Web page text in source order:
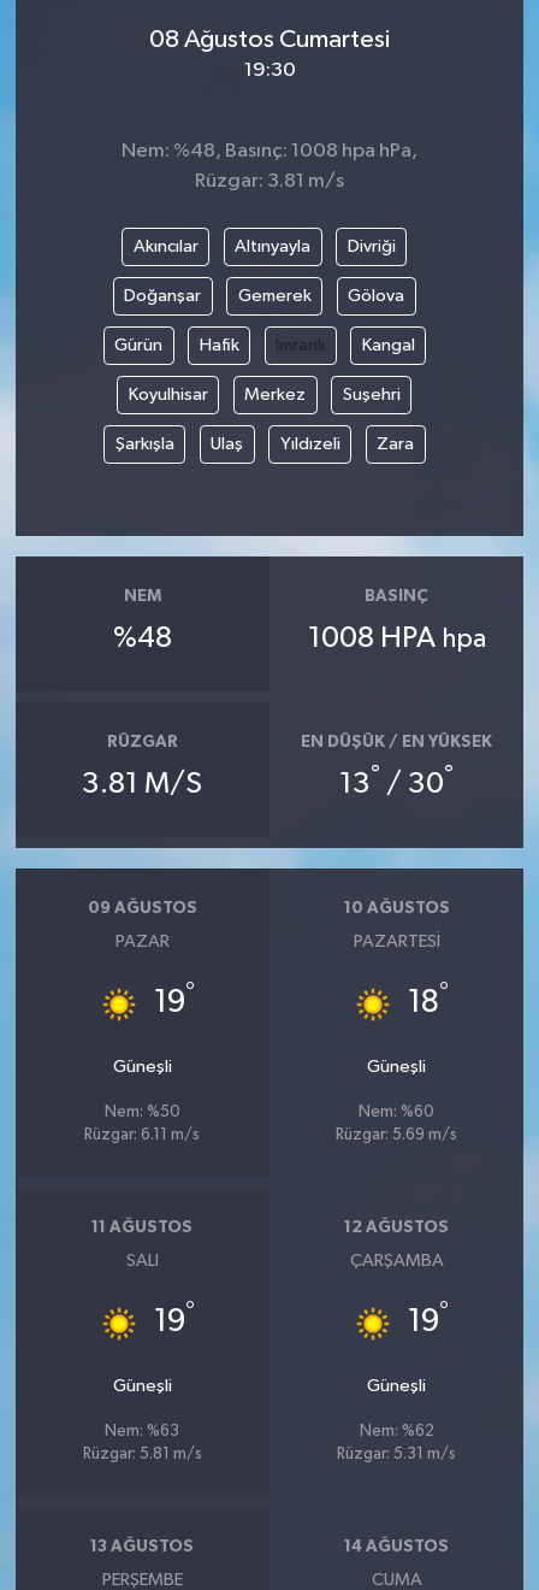
08 Ağustos Cumartesi
19:30
Nem: %48, Basınç: 1008 hpa hPa,
Rüzgar: 3.81 m/s
Akıncılar Altınyayla Divriği
Doğanşar Gemerek Gölova
Gürün Hafik İmranlı Kangal
Koyulhisar Merkez Suşehri
Şarkışla Ulaş Yıldızeli Zara
NEM
%48
BASINÇ
1008 HPA hpa
RÜZGAR
3.81 M/S
EN DÜŞÜK / EN YÜKSEK
13° / 30°
09 AĞUSTOS
PAZAR
19°
Güneşli
Nem: %50
Rüzgar: 6.11 m/s
10 AĞUSTOS
PAZARTESI
18°
Güneşli
Nem: %60
Rüzgar: 5.69 m/s
11 AĞUSTOS
SALI
19°
Güneşli
Nem: %63
Rüzgar: 5.81 m/s
12 AĞUSTOS
ÇARŞAMBA
19°
Güneşli
Nem: %62
Rüzgar: 5.31 m/s
13 AĞUSTOS
PERŞEMBE
14 AĞUSTOS
CUMA